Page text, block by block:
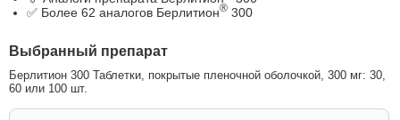
✅ Более 62 аналогов Берлитион® 300
Выбранный препарат
Берлитион 300 Таблетки, покрытые пленочной оболочкой, 300 мг: 30,
60 или 100 шт.